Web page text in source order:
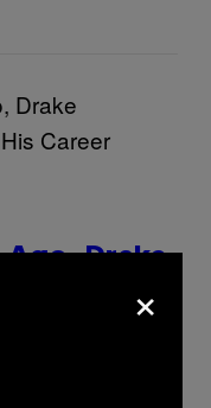
Ago, Drake
of His×